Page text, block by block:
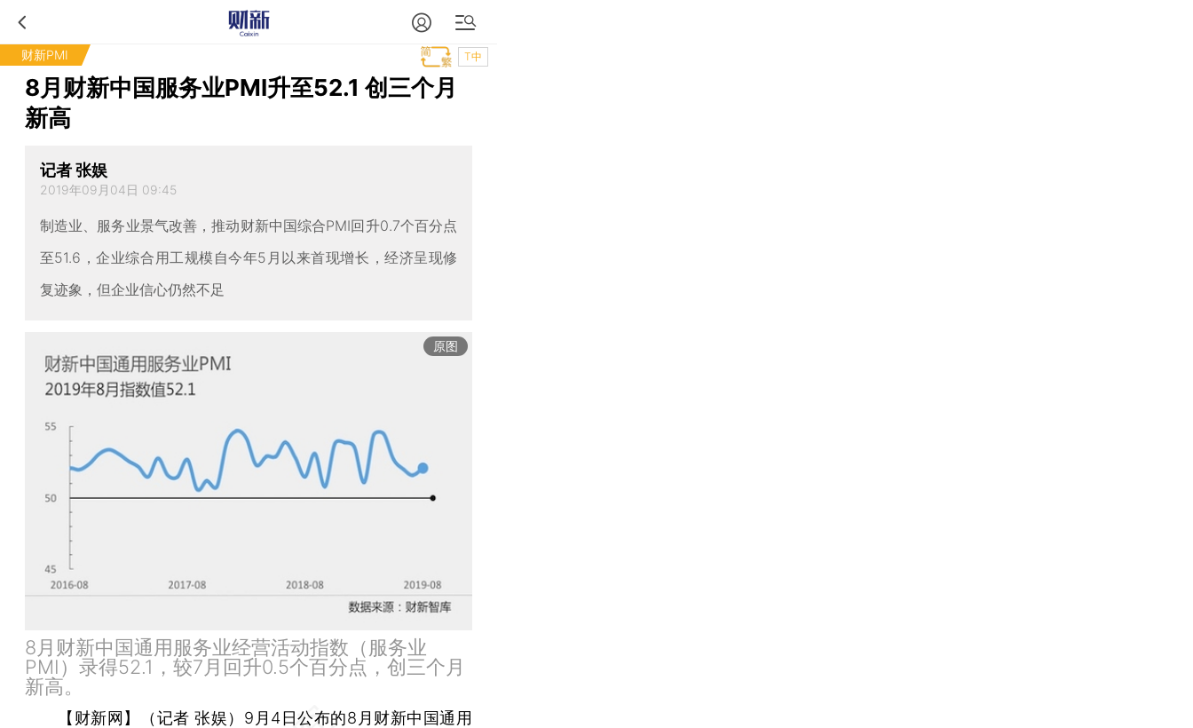
财新PMI T中
8月财新中国服务业PMI升至52.1 创三个月
新高
记者 张娱
2019年09月04日 09:45
制造业、服务业景气改善，推动财新中国综合PMI回升0.7个百分点
至51.6，企业综合用工规模自今年5月以来首现增长，经济呈现修
复迹象，但企业信心仍然不足
原图
8月财新中国通用服务业经营活动指数（服务业
PMI）录得52.1，较7月回升0.5个百分点，创三个月
新高。
【财新网】（记者 张娱） 9月4日公布的8月财新中国通用